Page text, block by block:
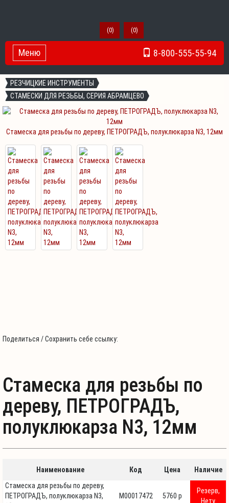
(0) (0)
8-800-555-55-94
Toggle Navigation
Меню
РЕЗЧИЦКИЕ ИНСТРУМЕНТЫ
СТАМЕСКИ ДЛЯ РЕЗЬБЫ, СЕРИЯ АБРАМЦЕВО
Стамеска для резьбы по дереву, ПЕТРОГРАДЪ, полуклюкарза N3, 12мм
Поделиться / Сохранить себе ссылку:
Стамеска для резьбы по
дереву, ПЕТРОГРАДЪ,
полуклюкарза N3, 12мм
Наименование Код Цена
Наличие
Стамеска для резьбы по дереву,
ПЕТРОГРАДЪ, полуклюкарза N3,
М00017472 5760 p
Резерв,
Нету